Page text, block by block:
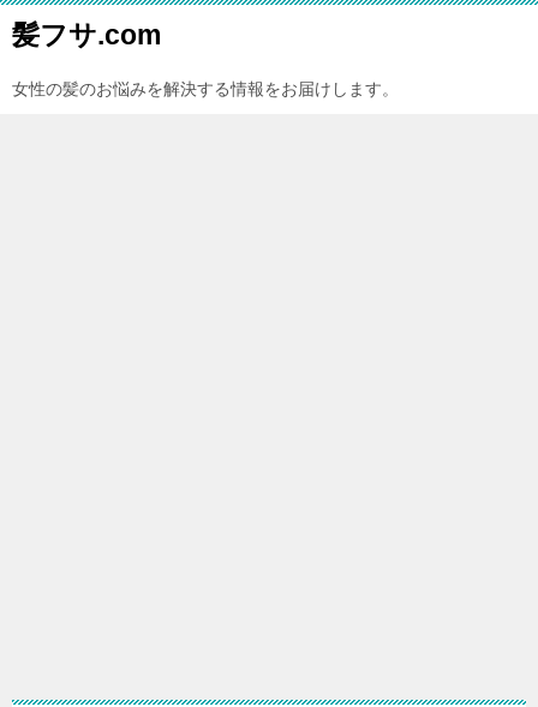
髪フサ.com
女性の髪のお悩みを解決する情報をお届けします。